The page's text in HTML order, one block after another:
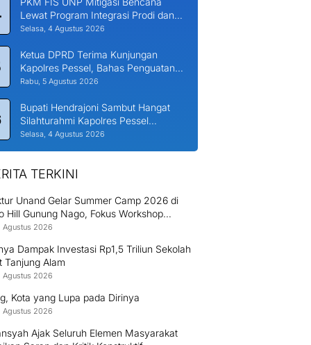
Lewat Program Integrasi Prodi dan
Nagari di Padang Laweh Malalo
Selasa, 4 Agustus 2026
Ketua DPRD Terima Kunjungan
Kapolres Pessel, Bahas Penguatan
Kerjasama Hankamtibmas
Rabu, 5 Agustus 2026
Bupati Hendrajoni Sambut Hangat
Silahturahmi Kapolres Pessel
Bersama PJU
Selasa, 4 Agustus 2026
TERKINI
Unand Gelar Summer Camp 2026 di
Hill Gunung Nago, Fokus Workshop
Bambu dan Huntap Kayu
Agustus 2026
Dampak Investasi Rp1,5 Triliun Sekolah
Tanjung Alam
Agustus 2026
Kota yang Lupa pada Dirinya
Agustus 2026
Ajak Seluruh Elemen Masyarakat